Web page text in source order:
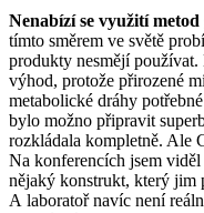
Nenabízí se využití
tímto směrem ve světě
produkty nesmějí používat.
výhod, protože přirozené
metabolické dráhy
bylo možno připravit
rozkládala kompletně. Ale
Na konferencích jsem
nějaký konstrukt, který jim
A laboratoř navíc není